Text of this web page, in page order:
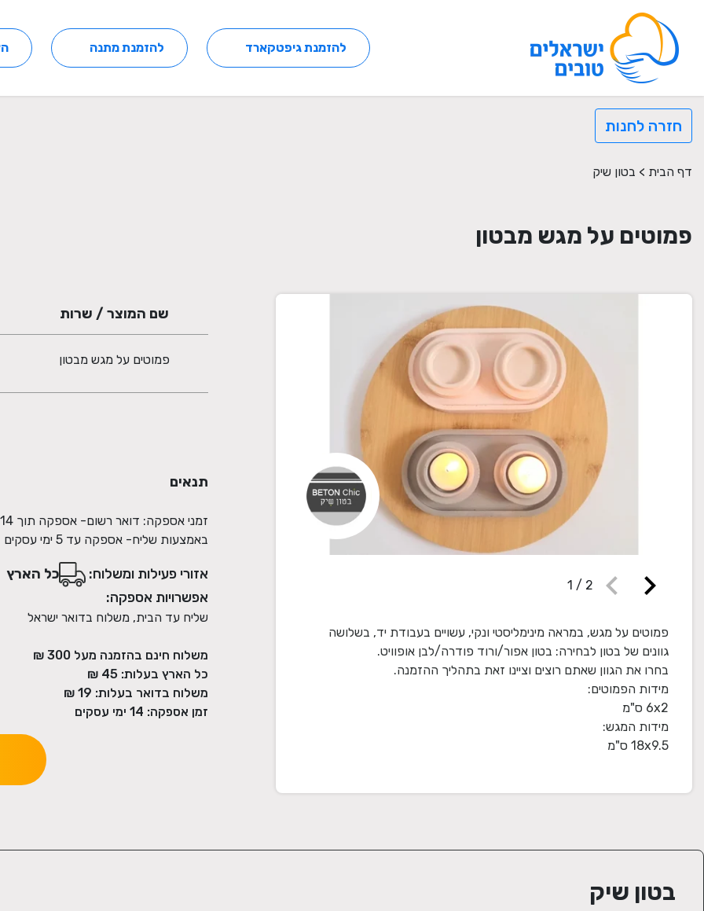
להזמנת גיפטקארד להזמנת מתנה
חזרה לחנות
דף הבית > בטון שיק
פמוטים על מגש מבטון
chevron_right
chevron_left
1 / 2
פמוטים על מגש, במראה מינימליסטי ונקי, עשויים בעבודת יד, בשלושה
18x9.5 ס"מ
שם המוצר / שרות
פמוטים על מגש מבטון
תנאים
באמצעות שליח- אספקה עד 5 ימי עסקים
אזורי פעילות ומשלוח:
כל הארץ
אפשרויות אספקה:
שליח עד הבית, משלוח בדואר ישראל
משלוח חינם בהזמנה מעל 300
₪
כל הארץ בעלות:
משלוח בדואר בעלות:
זמן אספקה: 14 ימי עסקים
בטון שיק